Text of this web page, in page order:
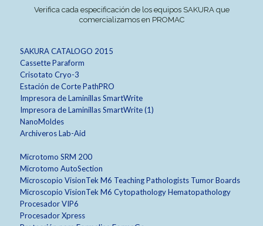
Verifica cada especificación de los equipos SAKURA que
comercializamos en PROMAC
SAKURA CATALOGO 2015
Cassette Paraform
Crisotato Cryo-3
Estación de Corte PathPRO
Impresora de Laminillas SmartWrite
Impresora de Laminillas SmartWrite (1)
NanoMoldes
Archiveros Lab-Aid
Microtomo SRM 200
Microtomo AutoSection
Microscopio VisionTek M6 Teaching Pathologists Tumor Boards
Microscopio VisionTek M6 Cytopathology Hematopathology
Procesador VIP6
Procesador Xpress